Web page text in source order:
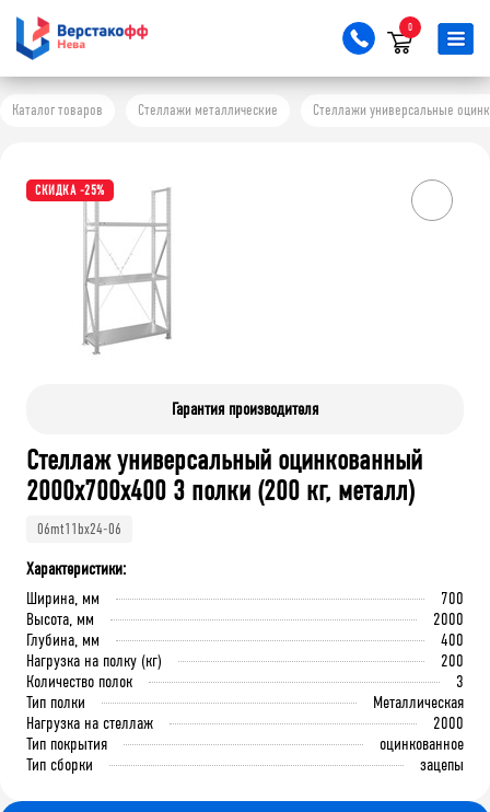
0
Каталог товаров Стеллажи металлические Стеллажи универсальные
СКИДКА -25%
Гарантия производителя
Стеллаж универсальный оцинкованный
2000x700x400 3 полки (200 кг, металл)
06mt11bx24-06
Характеристики:
Ширина, мм
700
Высота, мм
2000
Глубина, мм
400
Нагрузка на полку (кг)
200
Количество полок
3
Тип полки
Металлическая
Нагрузка на стеллаж
2000
Тип покрытия
оцинкованное
Тип сборки
зацепы